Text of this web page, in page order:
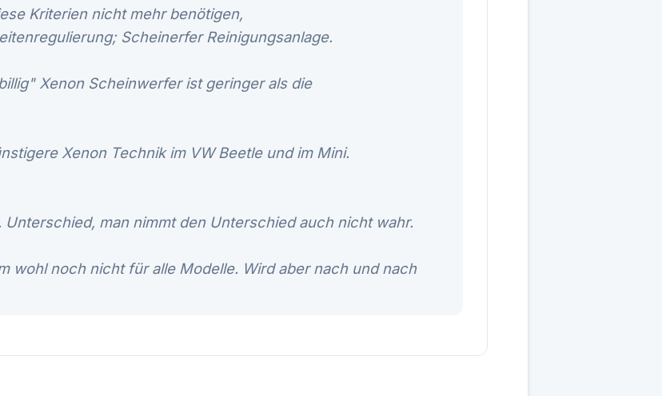
Kriterien nicht mehr benötigen,
Scheinerfer Reinigungsanlage.
Xenon Scheinwerfer ist geringer als die
Xenon Technik im VW Beetle und im Mini.
Unterschied, man nimmt den Unterschied auch nicht wahr.
wohl noch nicht für alle Modelle. Wird aber nach und nach